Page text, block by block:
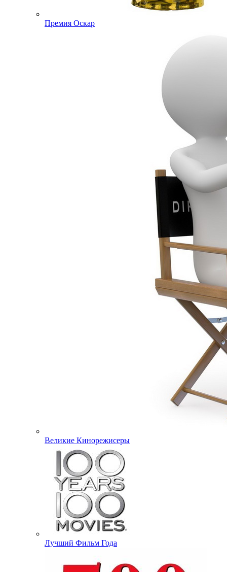
Премия Оскар
Великие Кинорежисеры
Лучший Фильм Года